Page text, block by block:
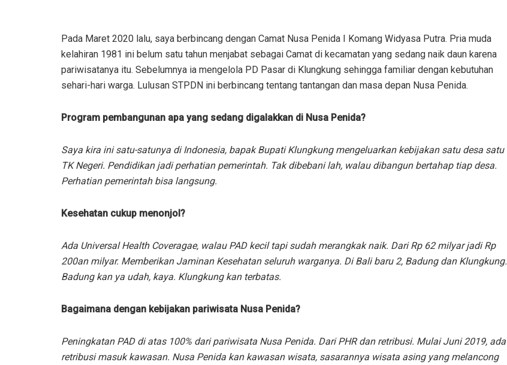
Pada Maret 2020 lalu, saya berbincang dengan Camat Nusa Penida I Komang Widyasa Putra. Pria muda
kelahiran 1981 ini belum satu tahun menjabat sebagai Camat di kecamatan yang sedang naik daun karena
pariwisatanya itu. Sebelumnya ia mengelola PD Pasar di Klungkung sehingga familiar dengan kebutuhan
sehari-hari warga. Lulusan STPDN ini berbincang tentang tantangan dan masa depan Nusa Penida.
Program pembangunan apa yang sedang digalakkan di Nusa Penida?
Saya kira ini satu-satunya di Indonesia, bapak Bupati Klungkung mengeluarkan kebijakan satu desa satu
TK Negeri. Pendidikan jadi perhatian pemerintah. Tak dibebani lah, walau dibangun bertahap tiap desa.
Perhatian pemerintah bisa langsung.
Kesehatan cukup menonjol?
Ada Universal Health Coveragae, walau PAD kecil tapi sudah merangkak naik. Dari Rp 62 milyar jadi Rp
200an milyar. Memberikan Jaminan Kesehatan seluruh warganya. Di Bali baru 2, Badung dan Klungkung.
Badung kan ya udah, kaya. Klungkung kan terbatas.
Bagaimana dengan kebijakan pariwisata Nusa Penida?
Peningkatan PAD di atas 100% dari pariwisata Nusa Penida. Dari PHR dan retribusi. Mulai Juni 2019, ada
retribusi masuk kawasan. Nusa Penida kan kawasan wisata, sasarannya wisata asing yang melancong